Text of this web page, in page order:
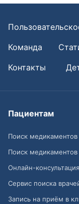
Команда
Контакты
Пациентам
Поиск
Поиск медикаментов
Онлайн-
Сервис поиска
Запись на приём в